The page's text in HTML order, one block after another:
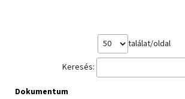
találat/oldal
Keresés:
Dokumentum